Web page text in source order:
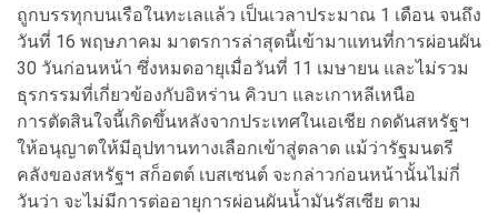
ถูกบรรทุกบนเรือในทะเลแล้ว เป็นเวลาประมาณ 1 เดือน จนถึง
วันที่ 16 พฤษภาคม มาตรการล่าสุดนี้เข้ามาแทนที่การผ่อนผัน
30 วันก่อนหน้า ซึ่งหมดอายุเมื่อวันที่ 11 เมษายน และไม่รวม
ธุรกรรมที่เกี่ยวข้องกับอิหร่าน คิวบา และเกาหลีเหนือ
การตัดสินใจนี้เกิดขึ้นหลังจากประเทศในเอเชีย กดดันสหรัฐฯ
ให้อนุญาตให้มีอุปทานทางเลือกเข้าสู่ตลาด แม้ว่ารัฐมนตรี
คลังของสหรัฐฯ สก็อตต์ เบสเซนต์ จะกล่าวก่อนหน้านั้นไม่กี่
วันว่า จะไม่มีการต่ออายุการผ่อนผันน้ำมันรัสเซีย ตาม